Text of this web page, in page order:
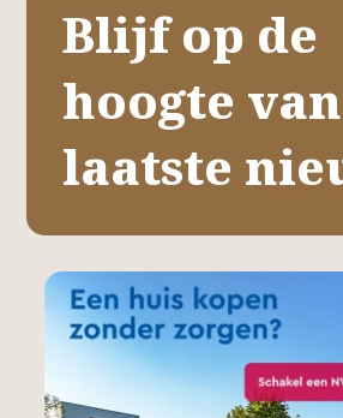
Blijf op de
hoogte
laatste